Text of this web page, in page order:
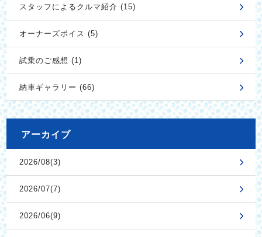
スタッフによるクルマ紹介 (15)
オーナーズボイス (5)
試乗のご感想 (1)
納車ギャラリー (66)
アーカイブ
2026/08(3)
2026/07(7)
2026/06(9)